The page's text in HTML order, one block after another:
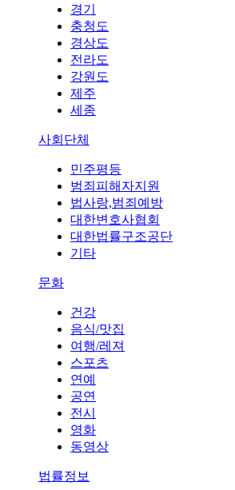
경기
충청도
경상도
전라도
강원도
제주
세종
사회단체
민주평등
범죄피해자지원
법사랑,범죄예방
대한변호사협회
대한법률구조공단
기타
문화
건강
음식/맛집
여행/레져
스포츠
연예
공연
전시
영화
동영상
법률정보